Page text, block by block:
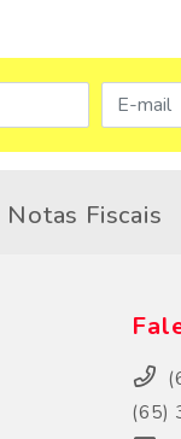
Notas Fiscais
(65)